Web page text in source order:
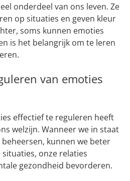
onderdeel van ons leven. Ze
op situaties en geven kleur
soms kunnen emoties
is het belangrijk om te leren
van emoties
effectief te reguleren heeft
welzijn. Wanneer we in staat
kunnen we beter
onze relaties
gezondheid bevorderen.